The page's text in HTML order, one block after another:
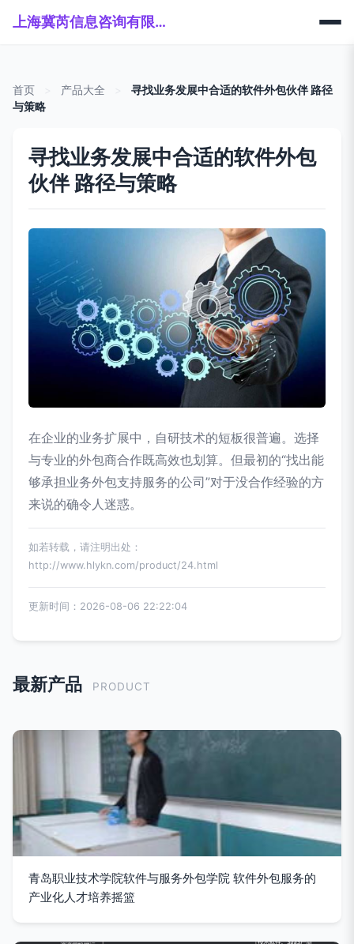
上海冀芮信息咨询有限公司
首页 产品大全
寻找业务发展中合适的软件外包伙伴 路径
与策略
寻找业务发展中合适的软件外包
伙伴 路径与策略
在企业的业务扩展中，自研技术的短板很普遍。选择
与专业的外包商合作既高效也划算。但最初的“找出能
够承担业务外包支持服务的公司”对于没合作经验的方
来说的确令人迷惑。
如若转载，请注明出处：
http://www.hlykn.com/product/24.html
更新时间：2026-08-06 22:22:04
最新产品 PRODUCT
青岛职业技术学院软件与服务外包学院 软件外包服务的
产业化人才培养摇篮